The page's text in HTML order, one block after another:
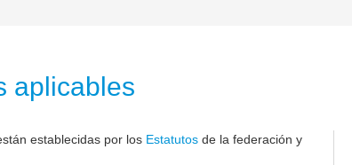
aplicables
establecidas por los Estatutos de la federación y